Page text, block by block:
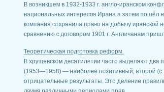
В возникшем в 1932-1933 г. англо-иранском
национальных интересов Ирана а затем пошёл
компания сохранила право на добычу иранской
сравнению с договором 1901 г. Англичанам
Теоретическая подготовка реформ.
В хрущевском десятилетии часто выделяют два
(1953—1958) — наибо­лее позитивный; второй (с
отрицательные результаты. Это деление